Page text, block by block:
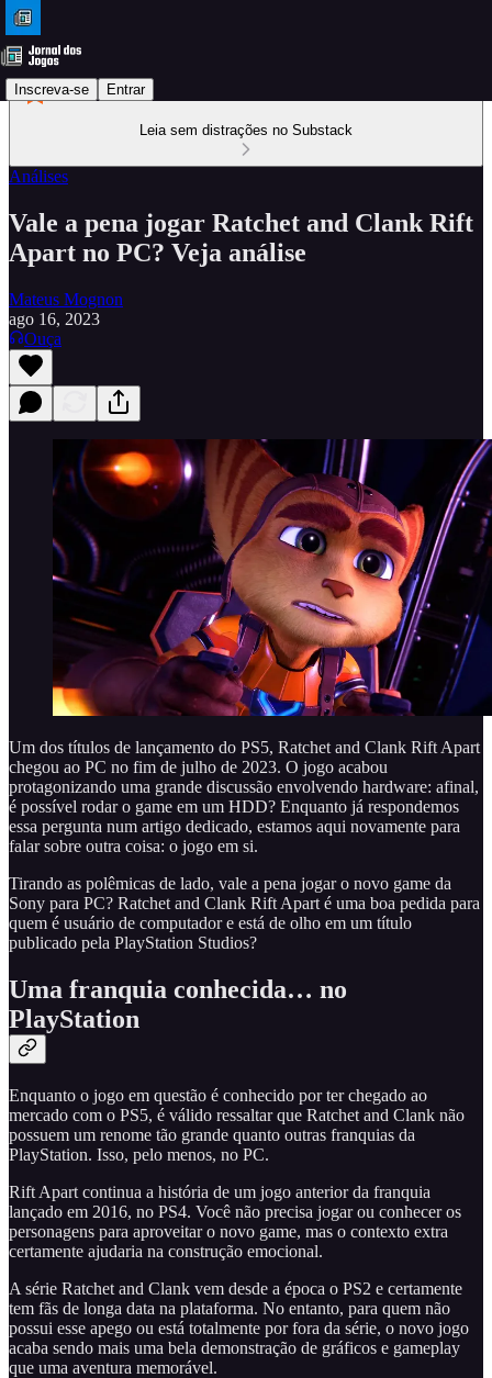
Inscreva-se Entrar
Leia sem distrações no Substack
Análises
Vale a pena jogar Ratchet and Clank Rift
Apart no PC? Veja análise
Mateus Mognon
ago 16, 2023
Ouça
Um dos títulos de lançamento do PS5, Ratchet and Clank Rift Apart
chegou ao PC no fim de julho de 2023. O jogo acabou
protagonizando uma grande discussão envolvendo hardware: afinal,
é possível rodar o game em um HDD? Enquanto já respondemos
essa pergunta num artigo dedicado, estamos aqui novamente para
falar sobre outra coisa: o jogo em si.
Tirando as polêmicas de lado, vale a pena jogar o novo game da
Sony para PC? Ratchet and Clank Rift Apart é uma boa pedida para
quem é usuário de computador e está de olho em um título
publicado pela PlayStation Studios?
Uma franquia conhecida… no
PlayStation
Enquanto o jogo em questão é conhecido por ter chegado ao
mercado com o PS5, é válido ressaltar que Ratchet and Clank não
possuem um renome tão grande quanto outras franquias da
PlayStation. Isso, pelo menos, no PC.
Rift Apart continua a história de um jogo anterior da franquia
lançado em 2016, no PS4. Você não precisa jogar ou conhecer os
personagens para aproveitar o novo game, mas o contexto extra
certamente ajudaria na construção emocional.
A série Ratchet and Clank vem desde a época o PS2 e certamente
tem fãs de longa data na plataforma. No entanto, para quem não
possui esse apego ou está totalmente por fora da série, o novo jogo
acaba sendo mais uma bela demonstração de gráficos e gameplay
que uma aventura memorável.